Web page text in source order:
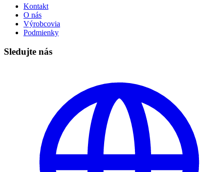
Kontakt
O nás
Výrobcovia
Podmienky
Sledujte nás